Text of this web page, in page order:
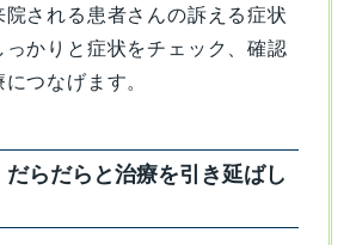
院される患者さんの訴える症状
っかりと症状をチェック、確認
つなげます。
だらだらと治療を引き延ばし